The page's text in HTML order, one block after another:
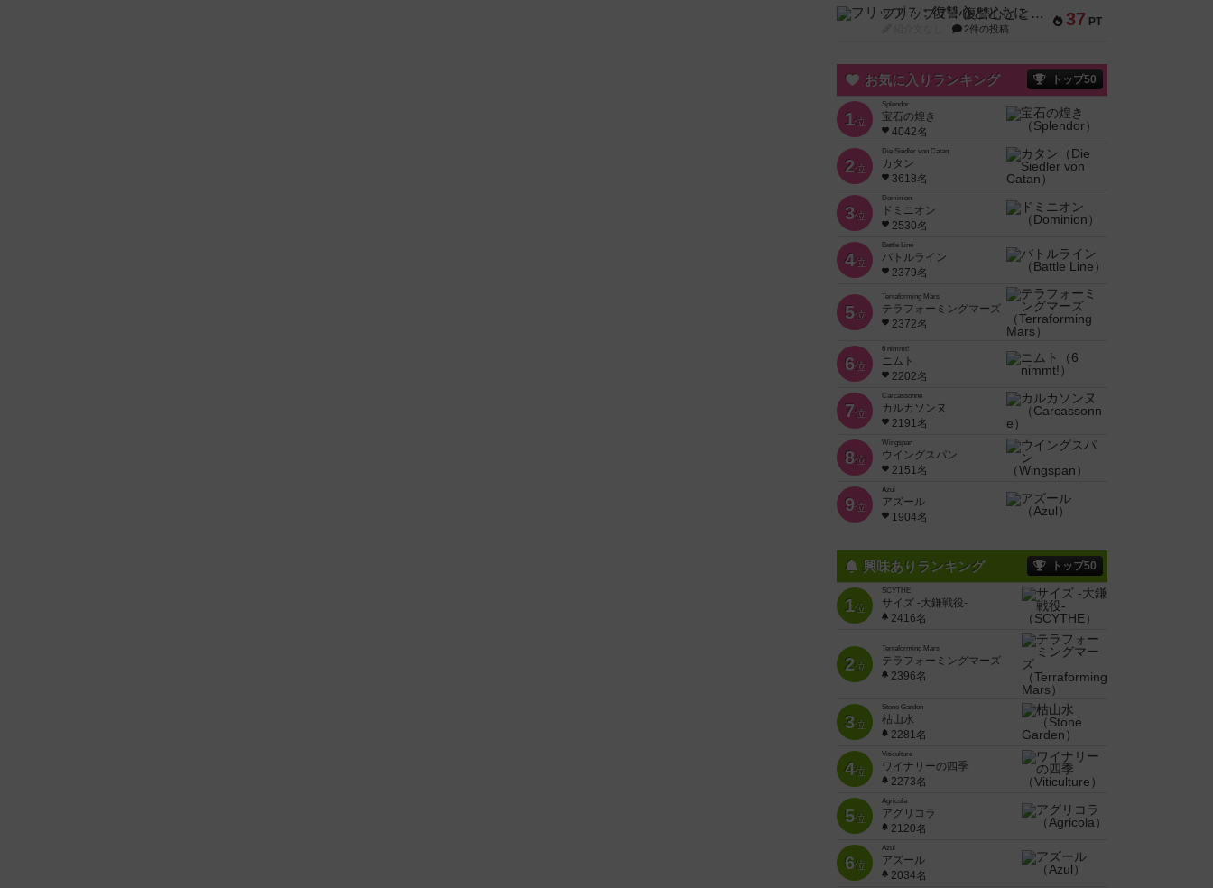
37 PT
フリップ７：復讐心とともに
2件の投稿
お気に入りランキング トップ50
1位
Splendor
宝石の煌き
4042名
2位
Die Siedler von Catan
カタン
3618名
3位
Dominion
ドミニオン
2530名
4位
Battle Line
バトルライン
2379名
5位
Terraforming Mars
テラフォーミングマーズ
2372名
6位
6 nimmt!
ニムト
2202名
7位
Carcassonne
カルカソンヌ
2191名
8位
Wingspan
ウイングスパン
2151名
9位
Azul
アズール
1904名
興味ありランキング トップ50
1位
SCYTHE
サイズ -大鎌戦役-
2416名
2位
Terraforming Mars
テラフォーミングマーズ
2396名
3位
Stone Garden
枯山水
2281名
4位
Viticulture
ワイナリーの四季
2273名
5位
Agricola
アグリコラ
2120名
6位
Azul
アズール
2034名